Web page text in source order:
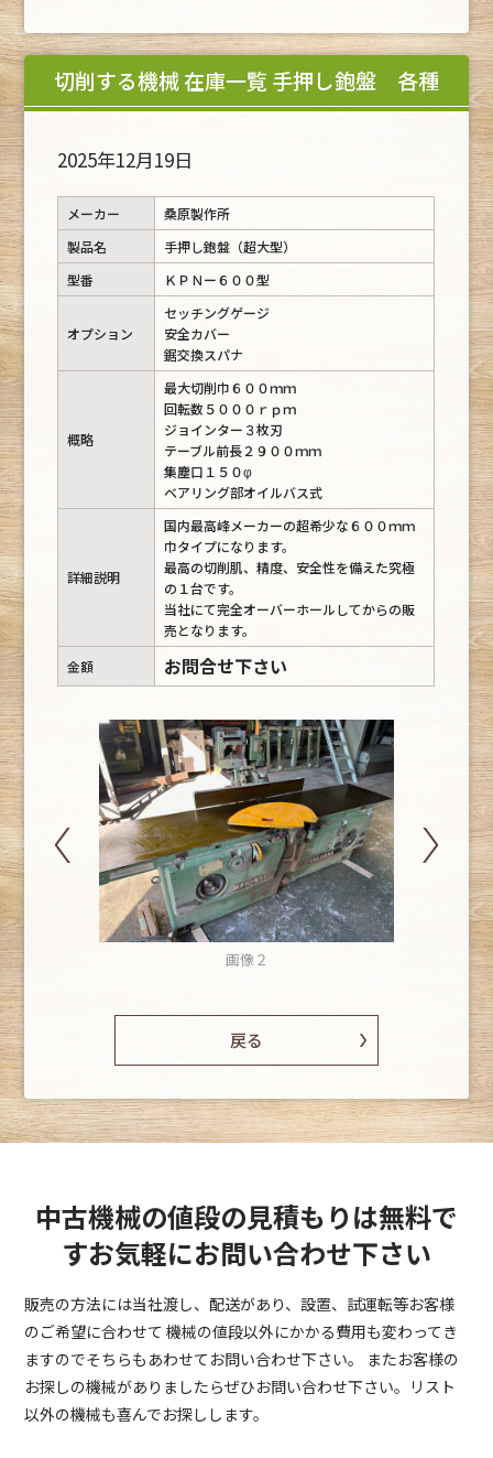
切削する機械 在庫一覧 手押し鉋盤 各種
2025年12月19日
メーカー
桑原製作所
製品名
手押し鉋盤（超大型）
型番
ＫＰＮー６００型
オプション
セッチングゲージ
安全カバー
鋸交換スパナ
概略
最大切削巾６００ｍｍ
回転数５０００ｒｐｍ
ジョインター３枚刃
テーブル前長２９００ｍｍ
集塵口１５０φ
ベアリング部オイルバス式
詳細説明
国内最高峰メーカーの超希少な６００ｍｍ
巾タイプになります。
最高の切削肌、精度、安全性を備えた究極
の１台です。
当社にて完全オーバーホールしてからの販
売となります。
金額
お問合せ下さい
画像２
戻る
中古機械の値段の見積もりは無料で
すお気軽にお問い合わせ下さい
販売の方法には当社渡し、配送があり、設置、試運転等お客様
のご希望に合わせて 機械の値段以外にかかる費用も変わってき
ますのでそちらもあわせてお問い合わせ下さい。
またお客様の
お探しの機械がありましたらぜひお問い合わせ下さい。リスト
以外の機械も喜んでお探しします。